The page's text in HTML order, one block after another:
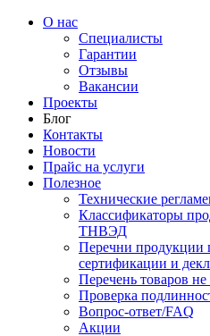
О нас
Специалисты
Гарантии
Отзывы
Вакансии
Проекты
Блог
Контакты
Новости
Прайс на услуги
Полезное
Технические
Классификаторы
ТНВЭД
Перечни продукции
сертификации и
Перечень товаров
Проверка
Вопрос-ответ/FAQ
Акции